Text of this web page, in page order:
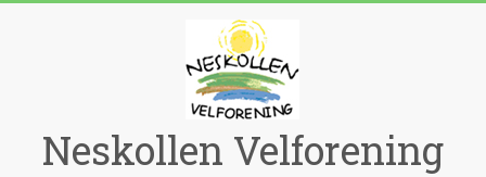
Neskollen Velforening